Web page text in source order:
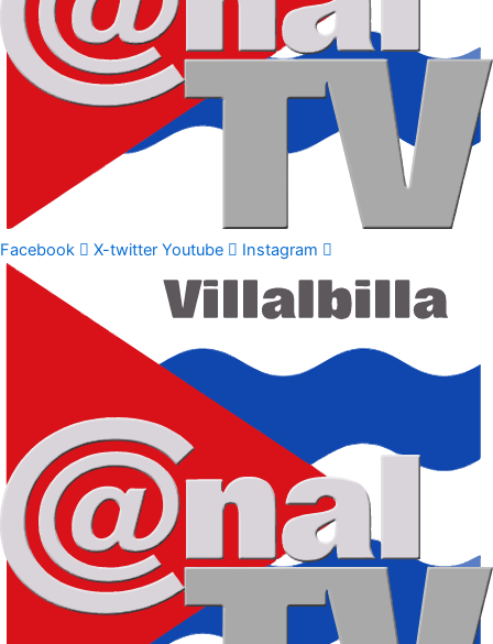
Facebook X-twitter Youtube Instagram